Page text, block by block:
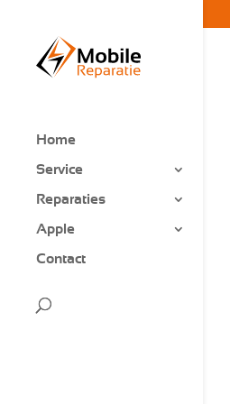
Home
Service
Reparaties
Apple
Contact